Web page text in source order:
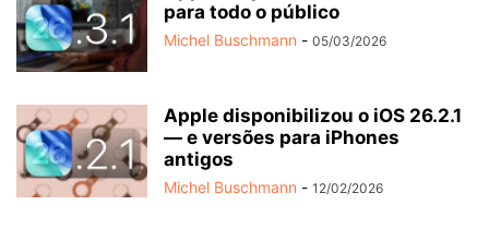
para todo o público
Michel Buschmann - 05/03/2026
Apple disponibilizou o iOS 26.2.1
— e versões para iPhones
antigos
Michel Buschmann - 12/02/2026